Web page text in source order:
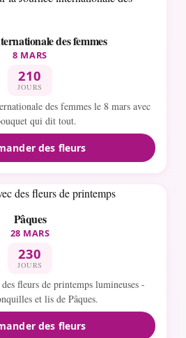
des femmes
8 MARS
210
JOURS
des femmes le 8 mars avec
qui dit tout.
des fleurs
Pâques
28 MARS
230
JOURS
fleurs de printemps lumineuses -
et lis de Pâques.
des fleurs